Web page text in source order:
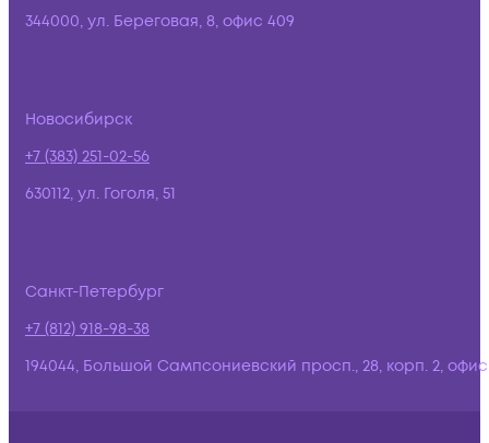
344000, ул. Береговая, 8, офис 409
Новосибирск
+7 (383) 251-02-56
630112, ул. Гоголя, 51
Санкт-Петербург
+7 (812) 918-98-38
194044, Большой Сампсониевский просп., 28, корп. 2,